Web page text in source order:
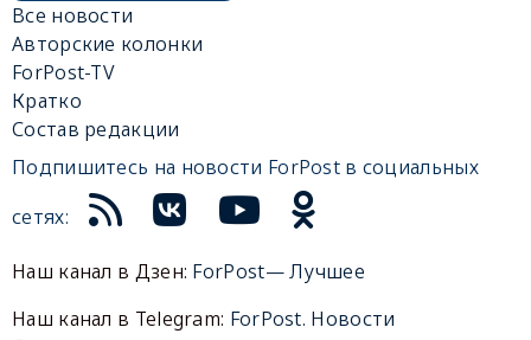
Все новости
Авторские колонки
ForPost-TV
Кратко
Состав редакции
Подпишитесь на новости ForPost в социальных
сетях:
Наш канал в Дзен: ForPost— Лучшее
Наш канал в Telegram: ForPost. Новости